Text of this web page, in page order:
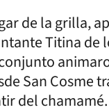
de la grilla,
Titina de
San Cosme
del chamamé.